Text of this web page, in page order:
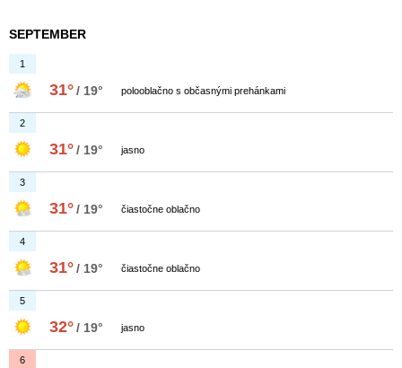
SEPTEMBER
1
31°/ 19° polooblačno s občasnými prehánkami
2
31°/ 19° jasno
3
31°/ 19° čiastočne oblačno
4
31°/ 19° čiastočne oblačno
5
32°/ 19° jasno
6